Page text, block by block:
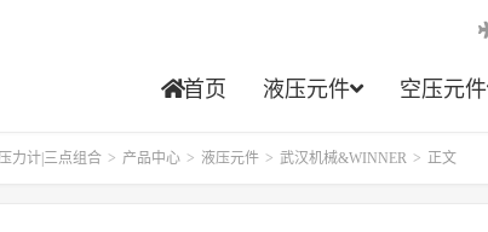
首页 液压元件 空压元件
力计|三点组合 > 产品中心 > 液压元件 > 武汉机械&WINNER > 正文